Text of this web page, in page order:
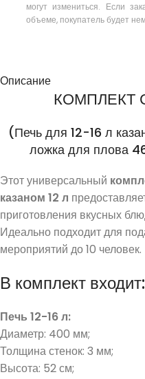
могут измениться. Если
объеме, покупатель будет
Описание
КОМПЛЕКТ
(Печь для 12-16 л
ложка для плова
Этот универсальный
казаном 12 л
приготовления вкусных
Идеально подходит для
мероприятий до 10 человек.
В комплект входит:
Печь 12-16 л:
Диаметр: 400 мм;
Толщина стенок: 3 мм;
Высота: 52 см;